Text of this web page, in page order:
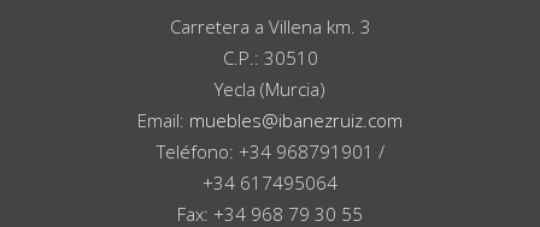
Carretera a Villena km. 3
C.P.: 30510
Yecla (Murcia)
Email: muebles@ibanezruiz.com
Teléfono: +34 968791901 /
+34 617495064
Fax: +34 968 79 30 55